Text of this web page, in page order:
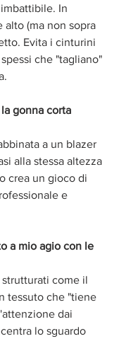
In
alto (ma non sopra
Evita i cinturini
che "tagliano"
gonna corta
a un blazer
alla stessa altezza
crea un gioco di
e
a mio agio con le
come il
tessuto che "tiene
dai
lo sguardo